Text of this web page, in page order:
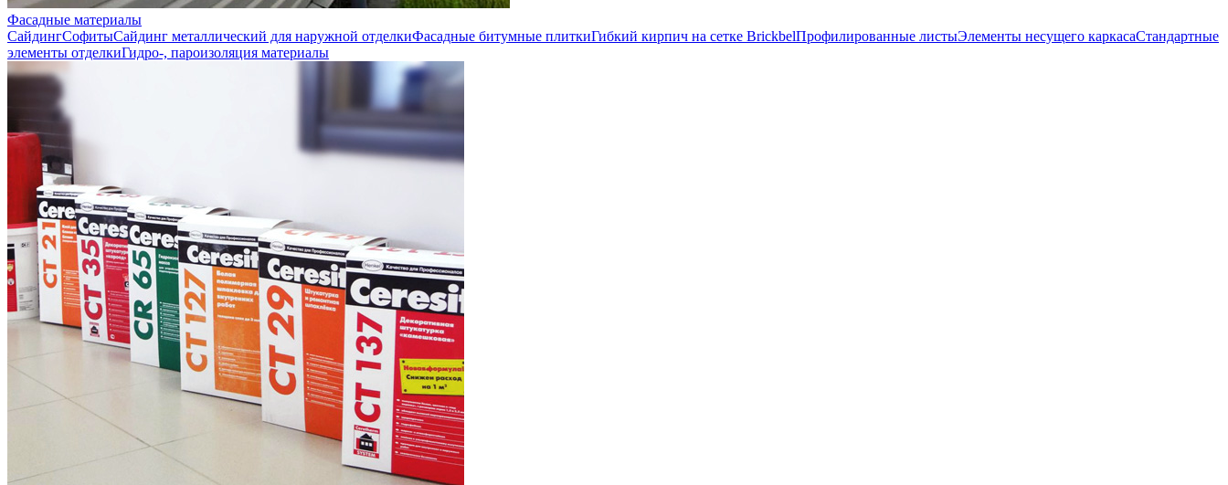
Фасадные материалы
СайдингСофитыСайдинг металлический для наружной отделкиФасадные битумные плиткиГибкий кирпич на сетке BrickbelПрофилированные листыЭлементы несущего каркасаСтандартные
элементы отделкиГидро-, пароизоляция материалы